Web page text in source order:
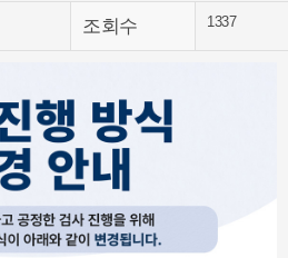
조회수 1337